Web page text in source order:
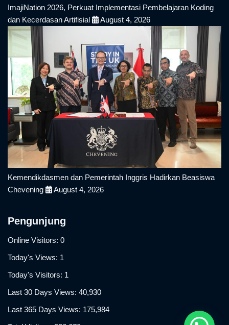
ImajiNation 2026, Perkuat Implementasi Pembelajaran Koding
dan Kecerdasan Artifisial
August 4, 2026
Kemendikdasmen dan Pemerintah Inggris Hadirkan Beasiswa
Chevening
August 4, 2026
Pengunjung
Online Visitors: 0
Today's Views: 1
Today's Visitors: 1
Last 30 Days Views: 40,930
Last 365 Days Views: 175,984